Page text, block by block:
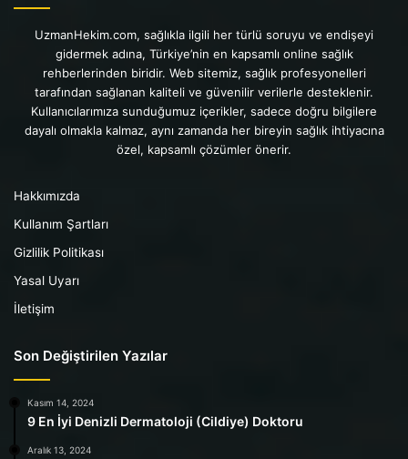
UzmanHekim.com, sağlıkla ilgili her türlü soruyu ve endişeyi
gidermek adına, Türkiye’nin en kapsamlı online sağlık
rehberlerinden biridir. Web sitemiz, sağlık profesyonelleri
tarafından sağlanan kaliteli ve güvenilir verilerle desteklenir.
Kullanıcılarımıza sunduğumuz içerikler, sadece doğru bilgilere
dayalı olmakla kalmaz, aynı zamanda her bireyin sağlık ihtiyacına
özel, kapsamlı çözümler önerir.
Hakkımızda
Kullanım Şartları
Gizlilik Politikası
Yasal Uyarı
İletişim
Son Değiştirilen Yazılar
Kasım 14, 2024
9 En İyi Denizli Dermatoloji (Cildiye) Doktoru
Aralık 13, 2024